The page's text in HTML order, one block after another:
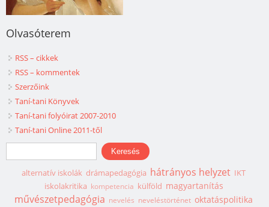
Olvasóterem
RSS – cikkek
RSS – kommentek
Szerzőink
Taní-tani Könyvek
Taní-tani folyóirat 2007-2010
Taní-tani Online 2011-től
Keresés űrlap
Keresés
alternatív iskolák drámapedagógia hátrányos helyzet IKT
iskolakritika kompetencia külföld magyartanítás
művészetpedagógia nevelés neveléstörténet oktatáspolitika